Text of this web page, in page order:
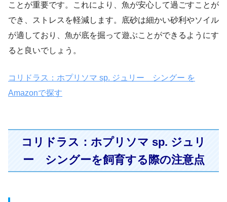
ことが重要です。これにより、魚が安心して過ごすことが
でき、ストレスを軽減します。底砂は細かい砂利やソイル
が適しており、魚が底を掘って遊ぶことができるようにす
ると良いでしょう。
コリドラス：ホプリソマ sp. ジュリー シングー を
Amazonで探す
コリドラス：ホプリソマ sp. ジュリ
ー シングーを飼育する際の注意点